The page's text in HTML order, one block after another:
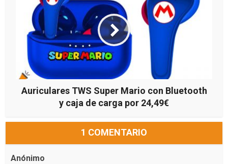
Auriculares TWS Super Mario con Bluetooth
y caja de carga por 24,49€
1 COMENTARIO
Anónimo